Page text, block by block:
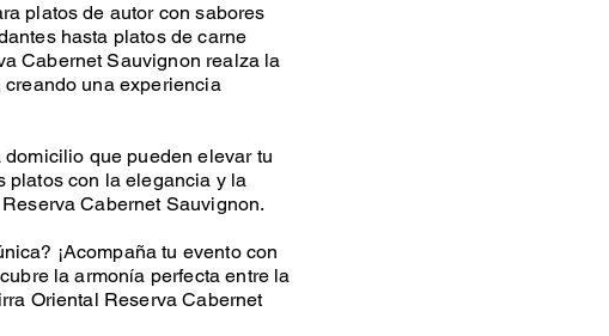
platos de autor con sabores
hasta platos de carne
Cabernet Sauvignon realza la
una experiencia
que pueden elevar tu
platos con la elegancia y la
Cabernet Sauvignon.
¡Acompaña tu evento con
la armonía perfecta entre la
Oriental Reserva Cabernet